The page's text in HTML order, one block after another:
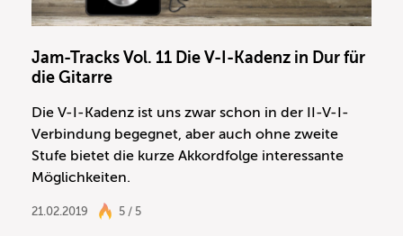
Jam-Tracks Vol. 11 Die V-I-Kadenz in Dur für
die Gitarre
Die V-I-Kadenz ist uns zwar schon in der II-V-I-
Verbindung begegnet, aber auch ohne zweite
Stufe bietet die kurze Akkordfolge interessante
Möglichkeiten.
21.02.2019 5 / 5